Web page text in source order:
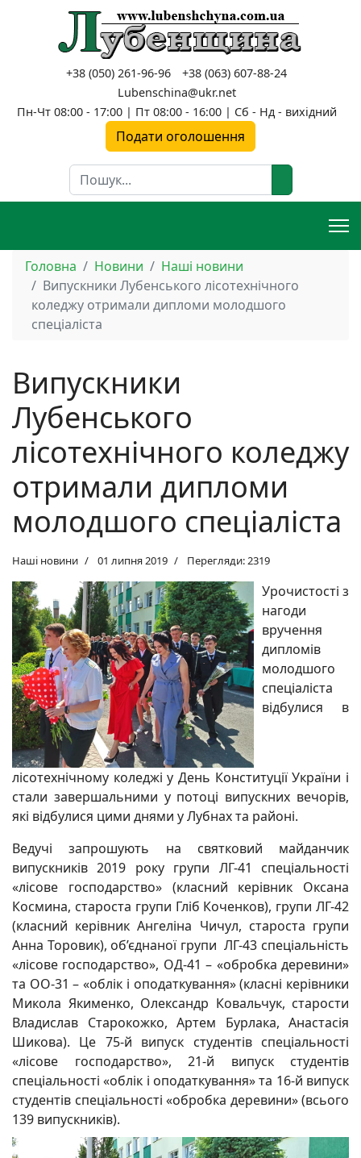
+38 (050) 261-96-96
+38 (063) 607-88-24
Lubenschina@ukr.net
Пн-Чт 08:00 - 17:00 | Пт 08:00 - 16:00 | Сб - Нд - вихідний
Подати оголошення
Пошук
Головна Новини
Наші новини
Випускники Лубенського лісотехнічного
коледжу отримали дипломи молодшого
спеціаліста
Випускники
Лубенського
лісотехнічного коледжу
отримали дипломи
молодшого спеціаліста
Наші новини 01 липня 2019 Перегляди: 2319
Урочистості з
нагоди
вручення
дипломів
молодшого
спеціаліста
відбулися в
лісотехнічному коледжі у День Конституції України і
стали завершальними у потоці випускних вечорів,
які відбулися цими днями у Лубнах та районі.
Ведучі запрошують на святковий майданчик
випускників 2019 року групи ЛГ-41 спеціальності
«лісове господарство» (класний керівник Оксана
Космина, староста групи Гліб Коченков), групи ЛГ-42
(класний керівник Ангеліна Чичул, староста групи
Анна Торовик), об’єднаної групи ЛГ-43 спеціальність
«лісове господарство», ОД-41 – «обробка деревини»
та ОО-31 – «облік і оподаткування» (класні керівники
Микола Якименко, Олександр Ковальчук, старости
Владислав Старокожко, Артем Бурлака, Анастасія
Шикова). Це 75-й випуск студентів спеціальності
«лісове господарство», 21-й випуск студентів
спеціальності «облік і оподаткування» та 16-й випуск
студентів спеціальності «обробка деревини» (всього
139 випускників).